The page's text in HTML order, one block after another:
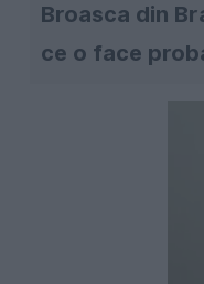
Broasca din
ce o face